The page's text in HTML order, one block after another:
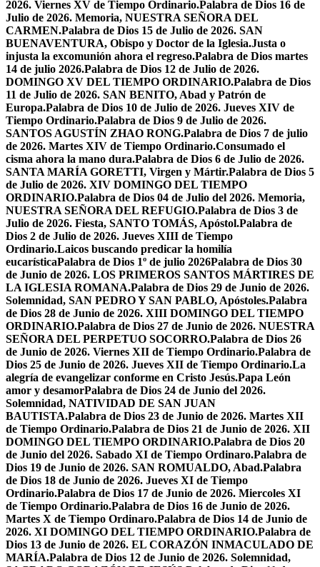
2026. Viernes XV de Tiempo Ordinario.Palabra de Dios 16 de
Julio de 2026. Memoria, NUESTRA SEÑORA DEL
CARMEN.Palabra de Dios 15 de Julio de 2026. SAN
BUENAVENTURA, Obispo y Doctor de la Iglesia.Justa o
injusta la excomunión ahora el regreso.Palabra de Dios martes
14 de julio 2026.Palabra de Dios 12 de Julio de 2026.
DOMINGO XV DEL TIEMPO ORDINARIO.Palabra de Dios
11 de Julio de 2026. SAN BENITO, Abad y Patrón de
Europa.Palabra de Dios 10 de Julio de 2026. Jueves XIV de
Tiempo Ordinario.Palabra de Dios 9 de Julio de 2026.
SANTOS AGUSTÍN ZHAO RONG.Palabra de Dios 7 de julio
de 2026. Martes XIV de Tiempo Ordinario.Consumado el
cisma ahora la mano dura.Palabra de Dios 6 de Julio de 2026.
SANTA MARÍA GORETTI, Virgen y Mártir.Palabra de Dios 5
de Julio de 2026. XIV DOMINGO DEL TIEMPO
ORDINARIO.Palabra de Dios 04 de Julio del 2026. Memoria,
NUESTRA SEÑORA DEL REFUGIO.Palabra de Dios 3 de
Julio de 2026. Fiesta, SANTO TOMÁS, Apóstol.Palabra de
Dios 2 de Julio de 2026. Jueves XIII de Tiempo
Ordinario.Laicos buscando predicar la homilía
eucarísticaPalabra de Dios 1º de julio 2026Palabra de Dios 30
de Junio de 2026. LOS PRIMEROS SANTOS MÁRTIRES DE
LA IGLESIA ROMANA.Palabra de Dios 29 de Junio de 2026.
Solemnidad, SAN PEDRO Y SAN PABLO, Apóstoles.Palabra
de Dios 28 de Junio de 2026. XIII DOMINGO DEL TIEMPO
ORDINARIO.Palabra de Dios 27 de Junio de 2026. NUESTRA
SEÑORA DEL PERPETUO SOCORRO.Palabra de Dios 26
de Junio de 2026. Viernes XII de Tiempo Ordinario.Palabra de
Dios 25 de Junio de 2026. Jueves XII de Tiempo Ordinario.La
alegría de evangelizar conforme en Cristo Jesús.Papa León
amor y desamorPalabra de Dios 24 de Junio del 2026.
Solemnidad, NATIVIDAD DE SAN JUAN
BAUTISTA.Palabra de Dios 23 de Junio de 2026. Martes XII
de Tiempo Ordinario.Palabra de Dios 21 de Junio de 2026. XII
DOMINGO DEL TIEMPO ORDINARIO.Palabra de Dios 20
de Junio del 2026. Sabado XI de Tiempo Ordinaro.Palabra de
Dios 19 de Junio de 2026. SAN ROMUALDO, Abad.Palabra
de Dios 18 de Junio de 2026. Jueves XI de Tiempo
Ordinario.Palabra de Dios 17 de Junio de 2026. Miercoles XI
de Tiempo Ordinario.Palabra de Dios 16 de Junio de 2026.
Martes X de Tiempo Ordinaro.Palabra de Dios 14 de Junio de
2026. XI DOMINGO DEL TIEMPO ORDINARIO.Palabra de
Dios 13 de Junio de 2026. EL CORAZÓN INMACULADO DE
MARÍA.Palabra de Dios 12 de Junio de 2026. Solemnidad,